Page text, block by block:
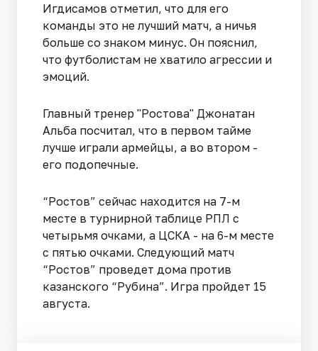
Игдисамов отметил, что для его
команды это не лучший матч, а ничья
больше со знаком минус. Он пояснил,
что футболистам не хватило агрессии и
эмоций.
Главный тренер "Ростова" Джонатан
Альба посчитал, что в первом тайме
лучше играли армейцы, а во втором -
его подопечные.
“Ростов” сейчас находится на 7-м
месте в турнирной таблице РПЛ с
четырьмя очками, а ЦСКА - на 6-м месте
с пятью очками. Следующий матч
“Ростов” проведет дома против
казанского “Рубина”. Игра пройдет 15
августа.